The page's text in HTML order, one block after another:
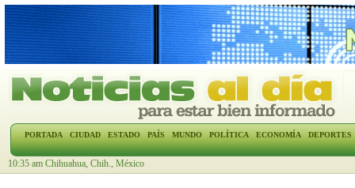
PORTADA CIUDAD ESTADO PAÍS MUNDO POLÍTICA ECONOMÍA DEPORTES
10:35 am Chihuahua, Chih., México